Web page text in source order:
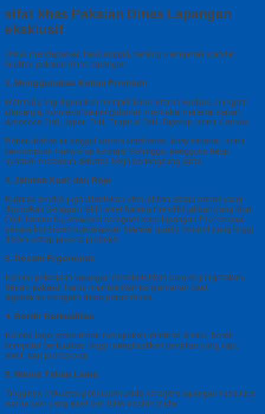
sifat khas Pakaian Dinas Lapangan
eksklusif
Untuk mendapatkan hasil unggul, penting mengenali standar
kualitas pakaian dinas lapangan
1. Menggunakan Bahan Premium
Material yang digunakan menjadi kunci utama kualitas seragam
Biasanya, konveksi berpengalaman memakai material seperti
American Drill, Japan Drill, Tropical Drill, Ripstop, serta Canvas
Bahan-bahan ini unggul karena ketahanan, kenyamanan, serta
kemampuan menyerap keringat Sehingga, pengguna tetap
nyaman meskipun aktivitas kerja berlangsung lama
2. Jahitan Kuat dan Rapi
Kualitas produk juga ditentukan oleh jahitan selain bahan yang
digunakan Seragam lebih awet karena memiliki jahitan yang kuat
Oleh karena itu, konveksi seragam kerja lapangan Profesional
secara konsisten menerapkan standar quality control yang tinggi
dalam setiap proses produksi
3. Desain Ergonomis
Karena pekerjaan lapangan membutuhkan banyak pergerakan,
desain pakaian harus memberikan kenyamanan saat
digunakan seragam dinas perusahaan.
4. Bordir Berkualitas
Karena logo perusahaan merupakan identitas utama, bordir
komputer berkualitas tinggi menghasilkan tampilan yang rapi,
awet, dan profesional
5. Warna Tahan Lama
Tingginya frekuensi pencucian pada seragam lapangan menuntut
warna kain yang awet dan tidak mudah pudar